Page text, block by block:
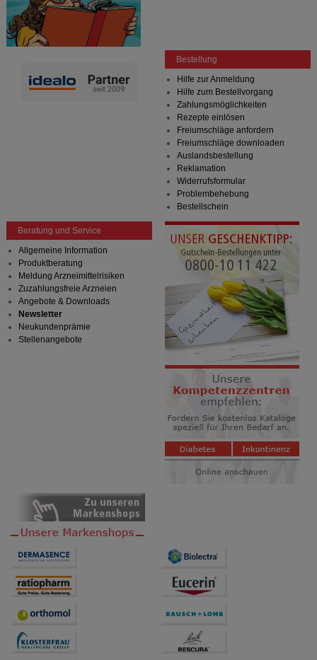
Bestellung
Hilfe zur Anmeldung
Hilfe zum Bestellvorgang
Zahlungsmöglichkeiten
Rezepte einlösen
Freiumschläge anfordern
Freiumschläge downloaden
Auslandsbestellung
Reklamation
Widerrufsformular
Problembehebung
Bestellschein
Beratung und Service
Allgemeine Information
Produktberatung
Meldung Arzneimittelrisiken
Zuzahlungsfreie Arzneien
Angebote & Downloads
Newsletter
Neukundenprämie
Stellenangebote